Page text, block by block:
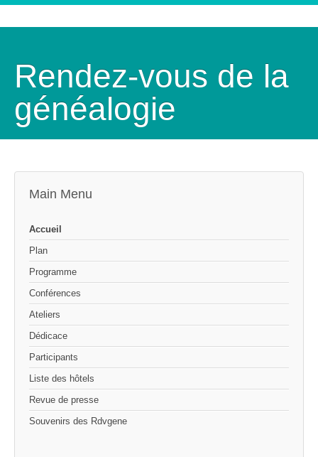
Rendez-vous de la
généalogie
Main Menu
Accueil
Plan
Programme
Conférences
Ateliers
Dédicace
Participants
Liste des hôtels
Revue de presse
Souvenirs des Rdvgene